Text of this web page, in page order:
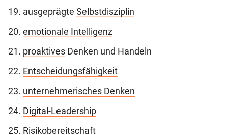
ausgeprägte Selbstdisziplin
emotionale Intelligenz
proaktives Denken und Handeln
Entscheidungsfähigkeit
unternehmerisches Denken
Digital-Leadership
Risikobereitschaft